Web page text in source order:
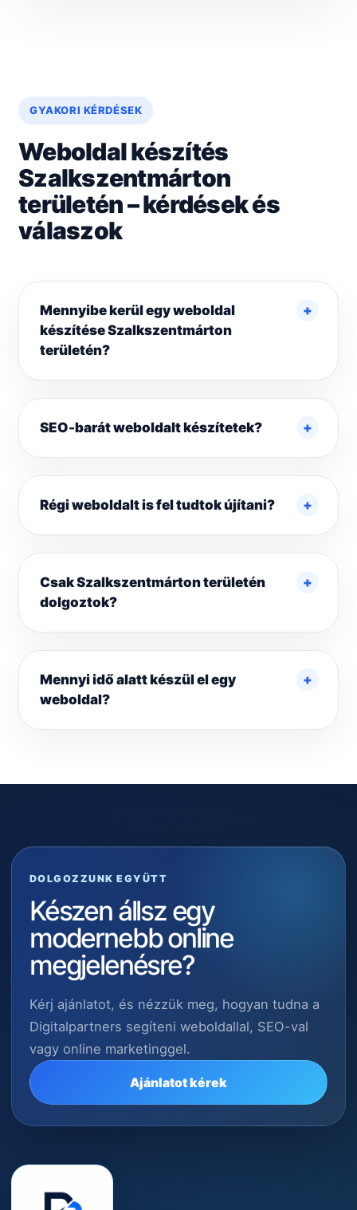
GYAKORI KÉRDÉSEK
Weboldal készítés
Szalkszentmárton
területén – kérdések és
válaszok
Mennyibe kerül egy weboldal
készítése Szalkszentmárton
területén?
SEO-barát weboldalt készítetek?
Régi weboldalt is fel tudtok újítani?
Csak Szalkszentmárton területén
dolgoztok?
Mennyi idő alatt készül el egy
weboldal?
DOLGOZZUNK EGYÜTT
Készen állsz egy
modernebb online
megjelenésre?
Kérj ajánlatot, és nézzük meg, hogyan tudna a
Digitalpartners segíteni weboldallal, SEO-val
vagy online marketinggel.
Ajánlatot kérek